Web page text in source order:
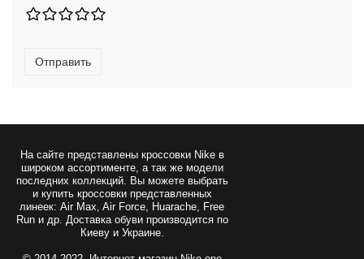
Отправить
На сайте представлены кроссовки Nikeв
широком ассортименте, а так же модели
последних коллекций. Вы можете выбрать
и купить кроссовки представленных
линеек: Air Max, Air Force, Huarache, Free
Run и др. Доставка обуви производится по
Киеву и Украине.